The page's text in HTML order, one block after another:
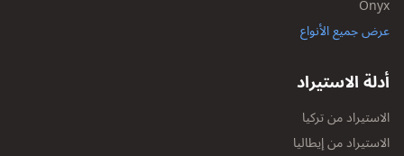
Onyx
عرض جميع الأنواع
أدلة الاستيراد
الاستيراد من تركيا
الاستيراد من إيطاليا